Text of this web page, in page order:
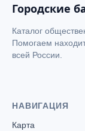
Городские
Каталог
Помогаем
всей России.
НАВИГАЦИЯ
Карта